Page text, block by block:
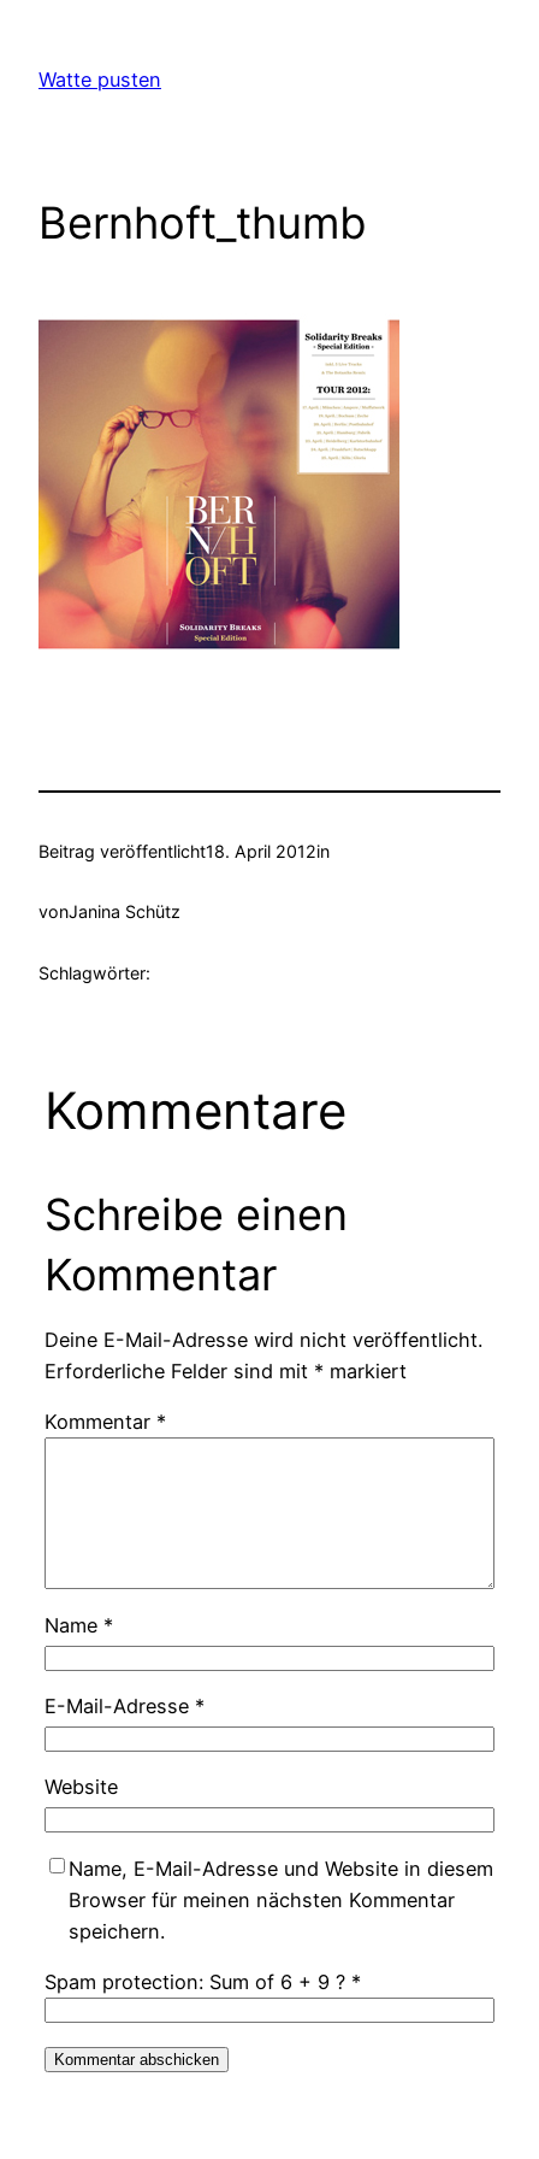
springen
Watte pusten
Bernhoft_thumb
Beitrag veröffentlicht18. April 2012in
vonJanina Schütz
Schlagwörter:
Kommentare
Schreibe einen
Kommentar
Deine E-Mail-Adresse wird nicht veröffentlicht.
Erforderliche Felder sind mit * markiert
Kommentar *
Name *
E-Mail-Adresse *
Website
Name, E-Mail-Adresse und Website in diesem
Browser für meinen nächsten Kommentar
speichern.
Spam protection: Sum of 6 + 9 ? *